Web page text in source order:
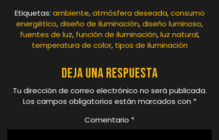
Etiquetas: ambiente,atmósfera deseada,consumo
energético,diseño de iluminación,diseño luminoso,
fuentes de luz, función de iluminación,luz natural,
temperatura de color, tipos de iluminación
Deja una respuesta
Tu dirección de correo electrónico no será publicada.
Los campos obligatorios están marcados con *
Comentario *